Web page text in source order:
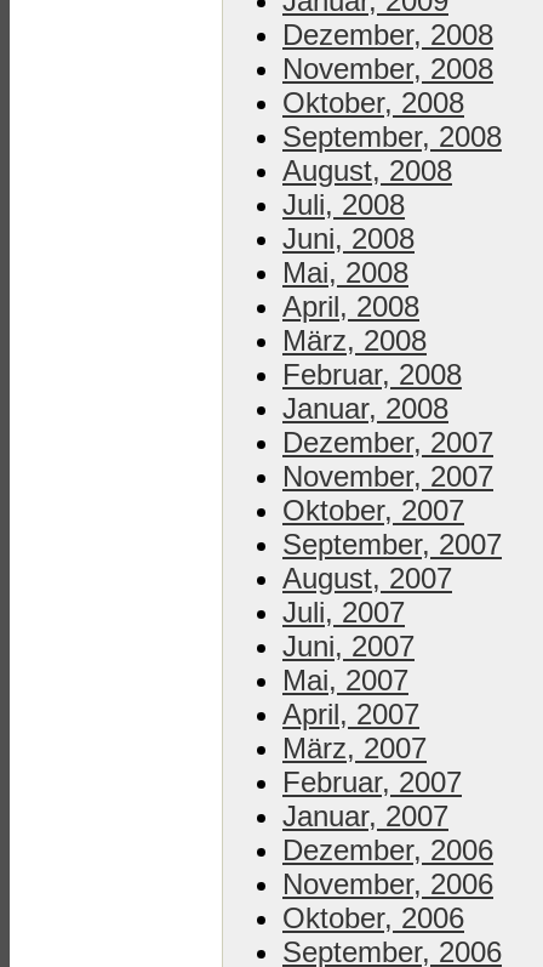
Dezember, 2008
November, 2008
Oktober, 2008
September, 2008
August, 2008
Juli, 2008
Juni, 2008
Mai, 2008
April, 2008
März, 2008
Februar, 2008
Januar, 2008
Dezember, 2007
November, 2007
Oktober, 2007
September, 2007
August, 2007
Juli, 2007
Juni, 2007
Mai, 2007
April, 2007
März, 2007
Februar, 2007
Januar, 2007
Dezember, 2006
November, 2006
Oktober, 2006
September, 2006